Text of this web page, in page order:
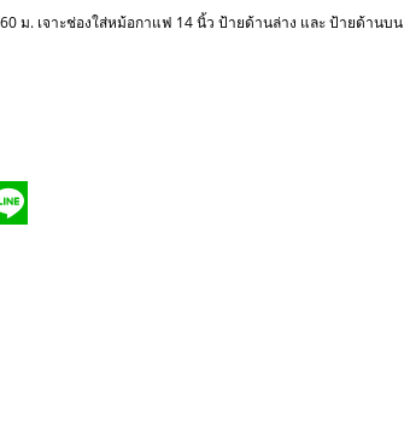
ม. เจาะช่องใส่หม้อกาแฟ 14 นิ้ว ป้ายด้านล่าง และ ป้ายด้านบน